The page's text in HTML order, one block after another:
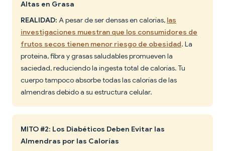
Altas en Grasa
REALIDAD: A pesar de ser densas en calorías, las
investigaciones muestran que los consumidores de
frutos secos tienen menor riesgo de obesidad. La
proteína, fibra y grasas saludables promueven la
saciedad, reduciendo la ingesta total de calorías. Tu
cuerpo tampoco absorbe todas las calorías de las
almendras debido a su estructura celular.
MITO #2: Los Diabéticos Deben Evitar las
Almendras por las Calorías